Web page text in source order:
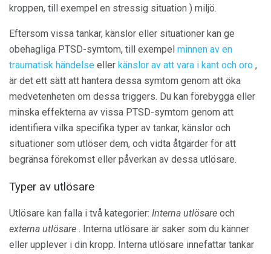
kroppen, till exempel en stressig situation ) miljö.
Eftersom vissa tankar, känslor eller situationer kan ge
obehagliga PTSD-symtom, till exempel minnen av en
traumatisk händelse eller känslor av att vara i kant och oro ,
är det ett sätt att hantera dessa symtom genom att öka
medvetenheten om dessa triggers. Du kan förebygga eller
minska effekterna av vissa PTSD-symtom genom att
identifiera vilka specifika typer av tankar, känslor och
situationer som utlöser dem, och vidta åtgärder för att
begränsa förekomst eller påverkan av dessa utlösare.
Typer av utlösare
Utlösare kan falla i två kategorier: Interna utlösare och
externa utlösare . Interna utlösare är saker som du känner
eller upplever i din kropp. Interna utlösare innefattar tankar